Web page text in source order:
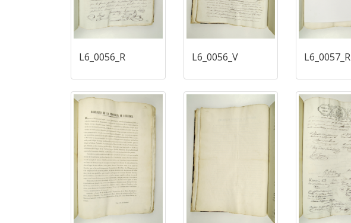
L6_0056_R L6_0056_V L6_0057_R